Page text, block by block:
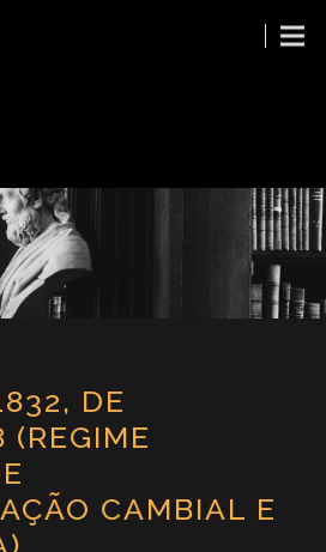
DE
CAMBIAL E